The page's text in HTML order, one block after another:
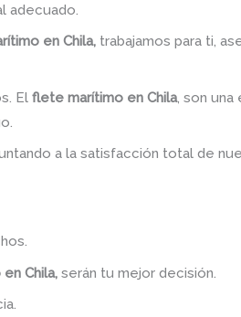
adecuado.
en Chila, trabajamos para ti,
Elflete marítimo en Chila, son una
a la satisfacción total de
Chila,serán tu mejor decisión.